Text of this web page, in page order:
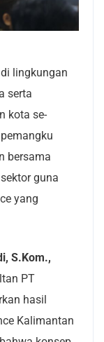
lingkungan
serta
kota se-
bersama
guna
yang
S.Kom.,
PT
hasil
Kalimantan